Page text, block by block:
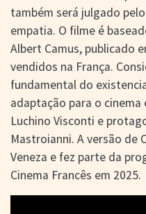
também será julgado
empatia. O filme é
Albert Camus, publicado
vendidos na França.
fundamental do
adaptação para o cinema
Luchino Visconti e
Mastroianni. A versão de
Veneza e fez parte da
Cinema Francês em 2025.